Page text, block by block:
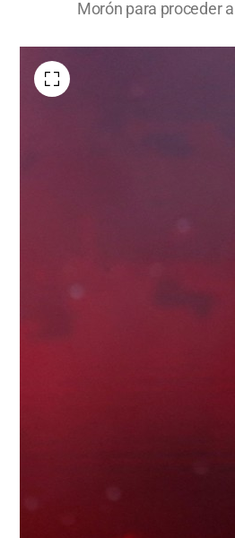
Morón para proceder